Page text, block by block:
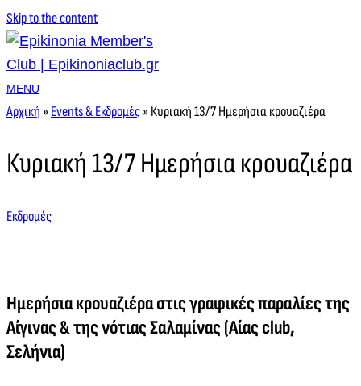
Skip to the content
MENU
Αρχική »Events & Εκδρομές»Κυριακή 13/7 Ημερήσια κρουαζιέρα
Κυριακή 13/7 Ημερήσια κρουαζιέρα
Εκδρομές
Ημερήσια κρουαζιέρα στις γραφικές παραλίες της
Αίγινας & της νότιας Σαλαμίνας (Αίας club,
Σελήνια)